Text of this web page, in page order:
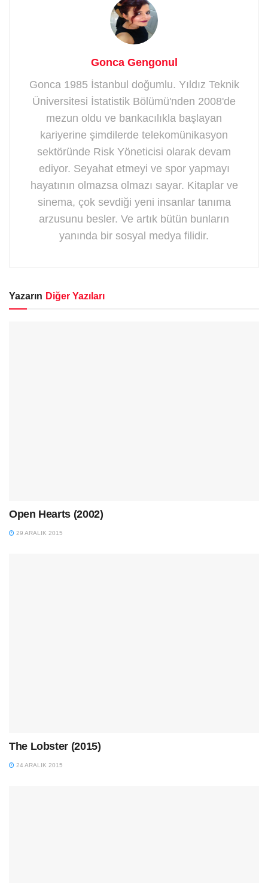
Gonca Gengonul
Gonca 1985 İstanbul doğumlu. Yıldız Teknik
Üniversitesi İstatistik Bölümü'nden 2008'de
mezun oldu ve bankacılıkla başlayan
kariyerine şimdilerde telekomünikasyon
sektöründe Risk Yöneticisi olarak devam
ediyor. Seyahat etmeyi ve spor yapmayı
hayatının olmazsa olmazı sayar. Kitaplar ve
sinema, çok sevdiği yeni insanlar tanıma
arzusunu besler. Ve artık bütün bunların
yanında bir sosyal medya filidir.
Yazarın Diğer Yazıları
Open Hearts (2002)
29 ARALIK 2015
The Lobster (2015)
24 ARALIK 2015